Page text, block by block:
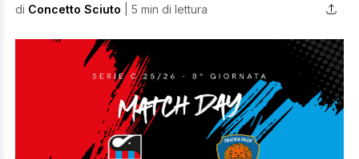
di Concetto Sciuto | 5 min di lettura